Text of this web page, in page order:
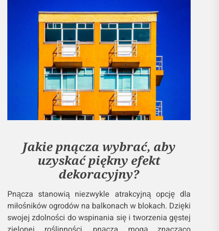
Jakie pnącza wybrać, aby
uzyskać piękny efekt
dekoracyjny?
Pnącza stanowią niezwykle atrakcyjną opcję dla
miłośników ogrodów na balkonach w blokach. Dzięki
swojej zdolności do wspinania się i tworzenia gęstej